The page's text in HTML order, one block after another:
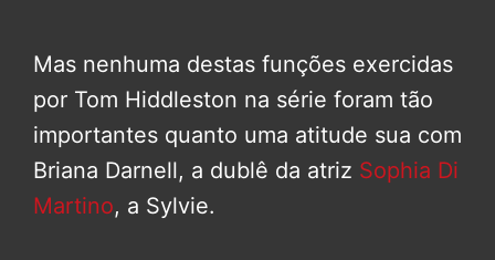
Mas nenhuma destas funções exercidas
por Tom Hiddleston na série foram tão
importantes quanto uma atitude sua com
Briana Darnell, a dublê da atriz Sophia Di
Martino, a Sylvie.